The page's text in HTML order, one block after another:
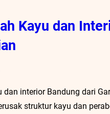
Kayu dan
interior Bandung dari
struktur kayu dan